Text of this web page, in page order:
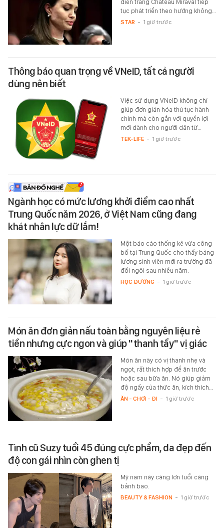
điền trang Château Miraval tiếp
tục phát triển theo hướng không…
STAR - 1 giờ trước
Thông báo quan trọng về VNeID, tất cả người
dùng nên biết
Việc sử dụng VNeID không chỉ
giúp đơn giản hóa thủ tục hành
chính mà còn gắn với quyền lợi
mới dành cho người dân từ…
TEK-LIFE - 1 giờ trước
Ngành học có mức lương khởi điểm cao nhất
Trung Quốc năm 2026, ở Việt Nam cũng đang
khát nhân lực dữ lắm!
Một báo cáo thống kê vừa công
bố tại Trung Quốc cho thấy bảng
lương sinh viên mới ra trường đã
đổi ngôi sau nhiều năm.
HỌC ĐƯỜNG - 1 giờ trước
Món ăn đơn giản nấu toàn bằng nguyên liệu rẻ
tiền nhưng cực ngon và giúp "thanh tẩy" vị giác
Món ăn này có vị thanh nhẹ và
ngọt, rất thích hợp để ăn trước
hoặc sau bữa ăn. Nó giúp giảm
độ ngấy của thức ăn, kích thích…
ĂN - CHƠI - ĐI - 1 giờ trước
Tình cũ Suzy tuổi 45 đúng cực phẩm, da đẹp đến
độ con gái nhìn còn ghen tị
Mỹ nam này càng lớn tuổi càng
bảnh bao.
BEAUTY & FASHION - 1 giờ trước